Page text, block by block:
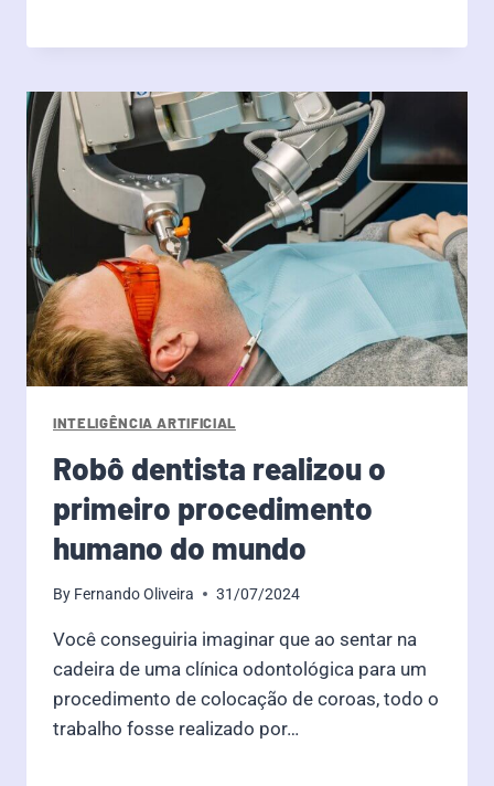
INTELIGÊNCIA ARTIFICIAL
Robô dentista realizou o
primeiro procedimento
humano do mundo
By Fernando Oliveira 31/07/2024
Você conseguiria imaginar que ao sentar na
cadeira de uma clínica odontológica para um
procedimento de colocação de coroas, todo o
trabalho fosse realizado por…